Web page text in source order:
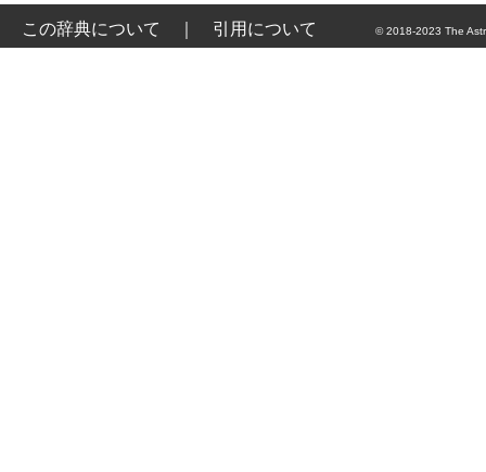
この辞典について 引用について © 2018-2023 The